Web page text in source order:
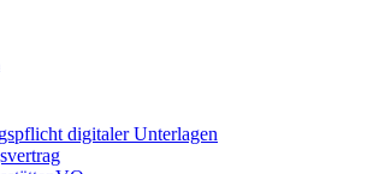
digitaler Unterlagen